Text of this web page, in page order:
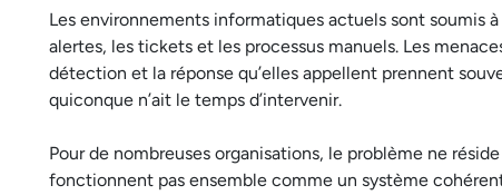
Les environnements informatiques actuels sont soumis
alertes, les tickets et les processus manuels. Les
détection et la réponse qu’elles appellent prennent
quiconque n’ait le temps d’intervenir.
Pour de nombreuses organisations, le problème ne
fonctionnent pas ensemble comme un système